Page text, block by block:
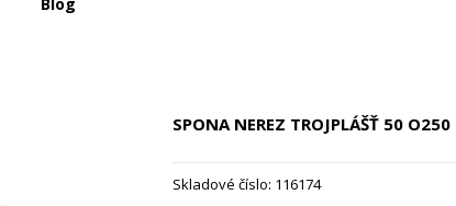
SPONA NEREZ TROJPLÁŠŤ 50 O250
Skladové číslo: 116174